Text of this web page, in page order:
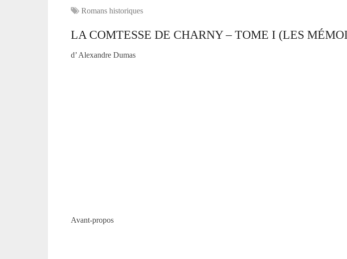
Romans historiques
LA COMTESSE DE CHARNY – TOME I (LES
d’ Alexandre Dumas
Avant-propos